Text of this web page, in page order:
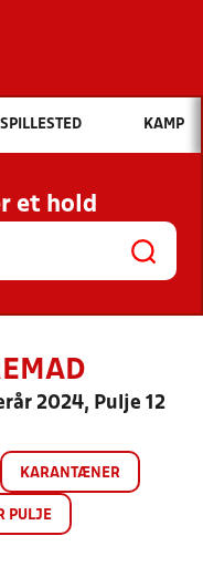
vil du søge efter?
OG NYHEDER
KLUBBER OG
SPILLESTED KAMP
et hold
2024, Pulje 12
KARANTÆNER
PULJE